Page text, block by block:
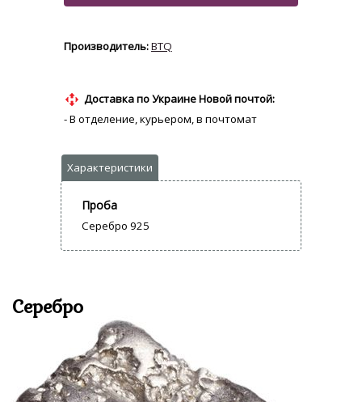
BTQ
Доставка по Украине Новой почтой:
- В отделение, курьером, в почтомат
Проба
Серебро 925
Серебро